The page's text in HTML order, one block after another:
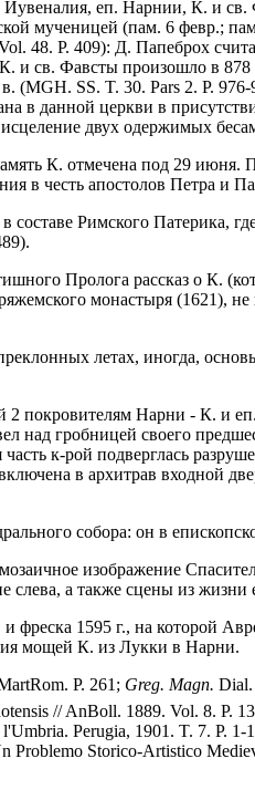
еп. Нарнии, К. и
мученицей (пам. 6 февр.;
48. P. 409): Д. Папеброх
и св. Фавсты произошло в
(MGH. SS. T. 30. Pars 2. P.
в данной церкви в
двух одержимых
К. отмечена под 29 июня.
в честь апостолов Петра и
составе Римского
Пролога рассказ о
монастыря (1621),
летах, иногда,
покровителям Нарни - К. и
над гробницей своего
к-рой подверглась
в архитрав входной
собора: он в
изображение
а также сцены из жизни
1595 г., на которой
мощей К. из Лукки в Нарни.
P. 261; Greg. Magn.
// AnBoll. 1889. Vol. 8. P.
Perugia, 1901. T. 7. P. 1-
Problemo Storico-Artistico